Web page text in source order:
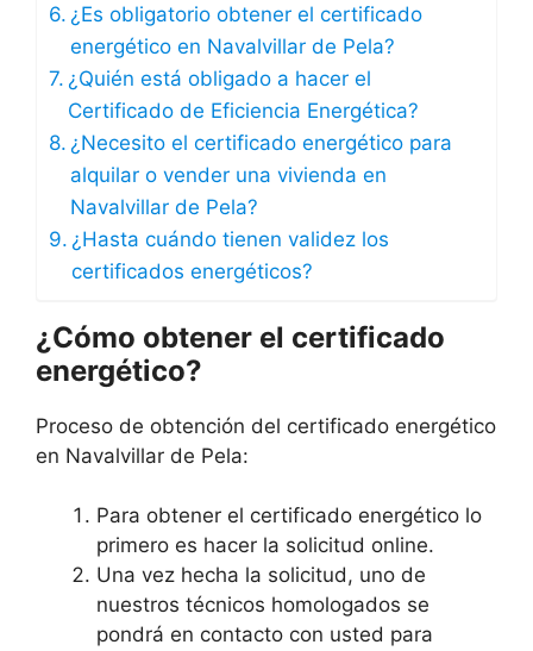
¿Es obligatorio obtener el certificado
energético en Navalvillar de Pela?
¿Quién está obligado a hacer el
Certificado de Eficiencia Energética?
¿Necesito el certificado energético para
alquilar o vender una vivienda en
Navalvillar de Pela?
¿Hasta cuándo tienen validez los
certificados energéticos?
¿Cómo obtener el certificado
energético?
Proceso de obtención del certificado energético
en Navalvillar de Pela:
Para obtener el certificado energético lo
primero es hacer la solicitud online.
Una vez hecha la solicitud, uno de
nuestros técnicos homologados se
pondrá en contacto con usted para